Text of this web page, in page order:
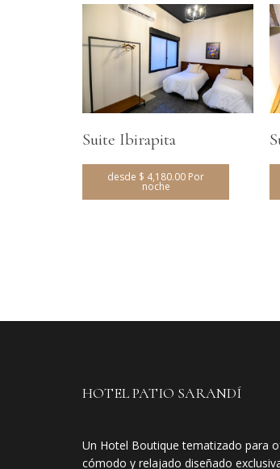
Suite Ibirapita
desde $ 4,180.00 Por
noche
HOTEL PATIO SARANDÍ
Un Hotel Boutique tematizado para
cómodo y relajado diseñado